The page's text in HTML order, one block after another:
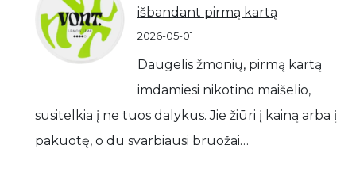
išbandant pirmą kartą
2026-05-01
Daugelis žmonių, pirmą kartą
imdamiesi nikotino maišelio,
susitelkia į ne tuos dalykus. Jie žiūri į kainą arba į
pakuotę, o du svarbiausi bruožai…